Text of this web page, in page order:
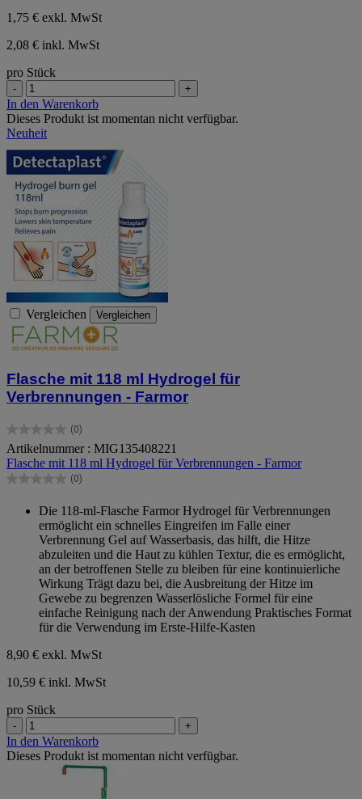
1,75 € exkl. MwSt
2,08 € inkl. MwSt
pro Stück
- +
In den Warenkorb
Dieses Produkt ist momentan nicht verfügbar.
Neuheit
Vergleichen Vergleichen
Flasche mit 118 ml Hydrogel für
Verbrennungen - Farmor
(0)
0.0
von
5
Sternen.
Artikelnummer : MIG135408221
Flasche mit 118 ml Hydrogel für Verbrennungen - Farmor
(0)
0.0
Sternen.
Die 118-ml-Flasche Farmor Hydrogel für Verbrennungen
ermöglicht ein schnelles Eingreifen im Falle einer
Verbrennung Gel auf Wasserbasis, das hilft, die Hitze
abzuleiten und die Haut zu kühlen Textur, die es ermöglicht,
an der betroffenen Stelle zu bleiben für eine kontinuierliche
Wirkung Trägt dazu bei, die Ausbreitung der Hitze im
Gewebe zu begrenzen Wasserlösliche Formel für eine
einfache Reinigung nach der Anwendung Praktisches Format
für die Verwendung im Erste-Hilfe-Kasten
8,90 € exkl. MwSt
10,59 € inkl. MwSt
pro Stück
- +
In den Warenkorb
Dieses Produkt ist momentan nicht verfügbar.